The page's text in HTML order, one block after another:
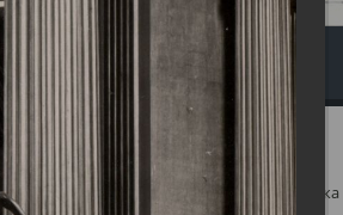
Вопрос-ответ
Свято-Троицкий собор Архангельска